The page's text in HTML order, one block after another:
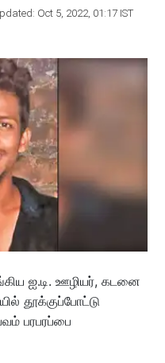
Oct 5, 2022, 01:17 IST
ஐ.டி. ஊழியர், கடனை
தூக்குப்போட்டு
பரபரப்பை